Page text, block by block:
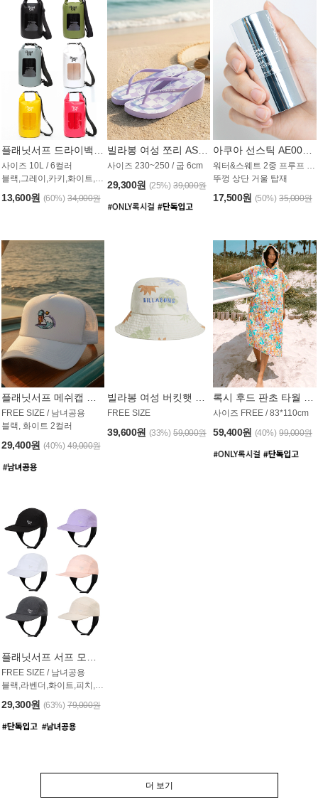
사이즈 10L / 6컬러
블랙,그레이,카키,화이트,옐로우,핑크
13,600원 (60%) 34,000원
사이즈 230~250 / 굽 6cm
29,300원 (25%) 39,000원
워터&스웨트 2중 프루프 / SPF 50+
뚜껑 상단 거울 탑재
17,500원 (50%) 35,000원
FREE SIZE / 남녀공용
블랙, 화이트 2컬러
29,400원 (40%) 49,000원
FREE SIZE
39,600원 (33%) 59,000원
사이즈 FREE / 83*110cm
59,400원 (40%) 99,000원
플래닛서프 서프 모자 UAC007PS
FREE SIZE / 남녀공용
블랙,라벤더,화이트,피치,그레이,오트밀 6컬러
29,300원 (63%) 79,000원
더 보기